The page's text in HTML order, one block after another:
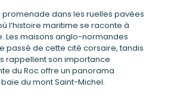
promenade dans les ruelles pavées
l’histoire maritime se raconte à
Les maisons anglo-normandes
passé de cette cité corsaire, tandis
rappellent son importance
du Roc offre un panorama
du mont Saint-Michel.